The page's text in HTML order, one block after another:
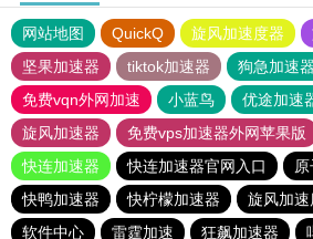
网站地图 QuickQ 旋风加速度器
坚果加速器
tiktok加速器
狗急加速
免费vqn外网加速
小蓝鸟 优途加速
旋风加速器
免费vps加速器外网苹果版
快连加速器
快连加速器官网入口
快鸭加速器
快柠檬加速器 旋风加速
软件中心
雷霆加速 狂飙加速器